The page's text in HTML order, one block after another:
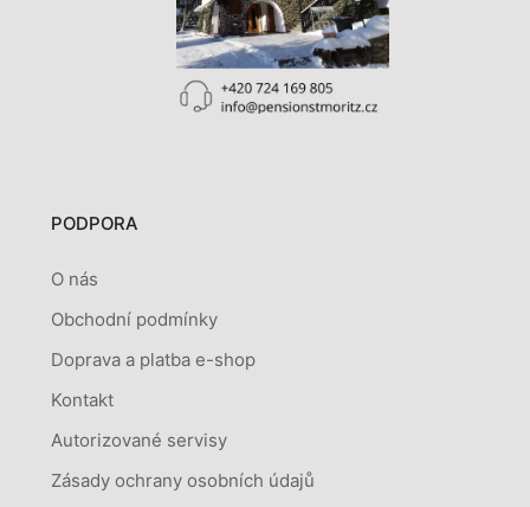
PODPORA
O nás
Obchodní podmínky
Doprava a platba e-shop
Kontakt
Autorizované servisy
Zásady ochrany osobních údajů